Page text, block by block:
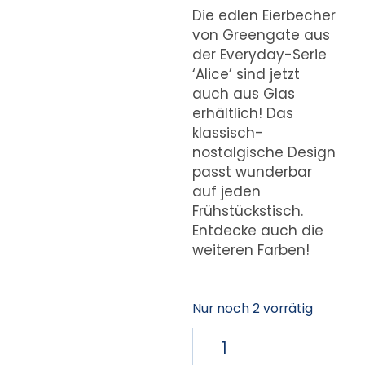
Die edlen Eierbecher
von Greengate aus
der Everyday-Serie
‘Alice’ sind jetzt
auch aus Glas
erhältlich! Das
klassisch-
nostalgische Design
passt wunderbar
auf jeden
Frühstückstisch.
Entdecke auch die
weiteren Farben!
Nur noch 2 vorrätig